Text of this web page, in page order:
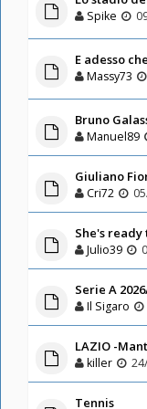
Spike
E adesso
Massy73
Bruno
Manuel89
Giuliano
Cri72
She's
Julio39
Serie A
Il Sigaro
LAZIO -
killer
Tennis